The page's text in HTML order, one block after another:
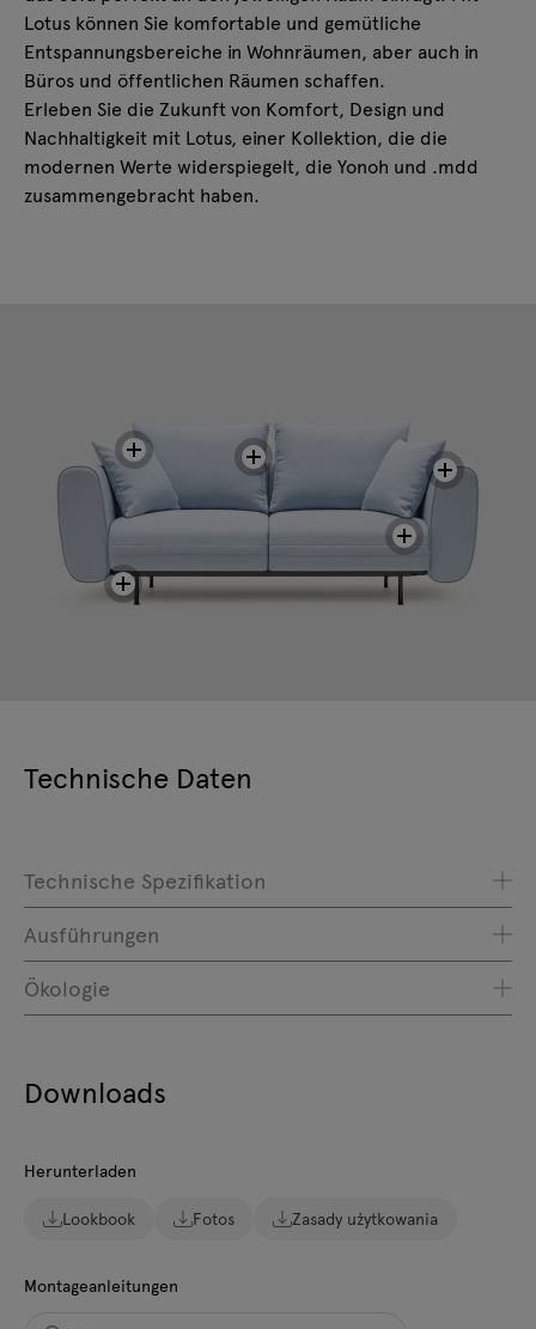
Lotus können Sie komfortable und gemütliche
Entspannungsbereiche in Wohnräumen, aber auch in
Büros und öffentlichen Räumen schaffen.
Erleben Sie die Zukunft von Komfort, Design und
Nachhaltigkeit mit Lotus, einer Kollektion, die die
modernen Werte widerspiegelt, die Yonoh und .mdd
zusammengebracht haben.
Technische Daten
Technische Spezifikation
Ausführungen
Ökologie
Downloads
Herunterladen
Lookbook Fotos Zasady użytkowania
Montageanleitungen